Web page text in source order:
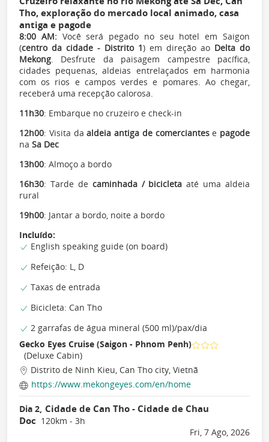
Tho, exploração do mercado local animado, casa
antiga e pagode
8:00 AM:Você será pegado no seu hotel em Saigon
(centro da cidade - Distrito 1) em direção ao Delta do
Mekong. Desfrute da paisagem campestre pacífica,
cidades pequenas, aldeias entrelaçados em harmonia
com os rios e campos verdes e pomares. Ao chegar,
receberá uma recepção calorosa.
11h30: Embarque no cruzeiro e check-in
12h00: Visita daaldeia antiga de comerciantese pagode
na Sa Dec
13h00: Almoço a bordo
16h30: Tarde de caminhada / bicicleta até uma aldeia
rural
19h00: Jantar a bordo, noite a bordo
Incluído:
English speaking guide (on board)
Refeição: L, D
Taxas de entrada
Bicicleta: Can Tho
2 garrafas de água mineral (500 ml)/pax/dia
Gecko Eyes Cruise (Saigon - Phnom Penh)
(Deluxe Cabin)
Distrito de Ninh Kieu, Can Tho city, Vietnã
https://www.mekongeyes.com/en/home
Dia 2, Cidade de Can Tho - Cidade de Chau
Doc 120km - 3h
Fri, 7 Ago, 2026